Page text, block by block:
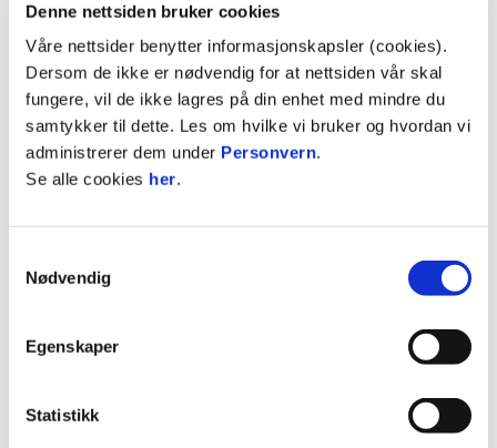
Denne nettsiden bruker cookies
Våre nettsider benytter informasjonskapsler (cookies).
Dersom de ikke er nødvendig for at nettsiden vår skal
fungere, vil de ikke lagres på din enhet med mindre du
samtykker til dette. Les om hvilke vi bruker og hvordan vi
administrerer dem under Personvern.
Se alle cookies her.
Nødvendig
Egenskaper
Statistikk
Mål:
62' André Richstad
90' Phillip Syvertsen
Gult kort:
37' Sander Nordbø
48' Eivind Kolve
Bytter: